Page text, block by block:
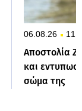
06.08.26
Αποστολία
και
σώμα της